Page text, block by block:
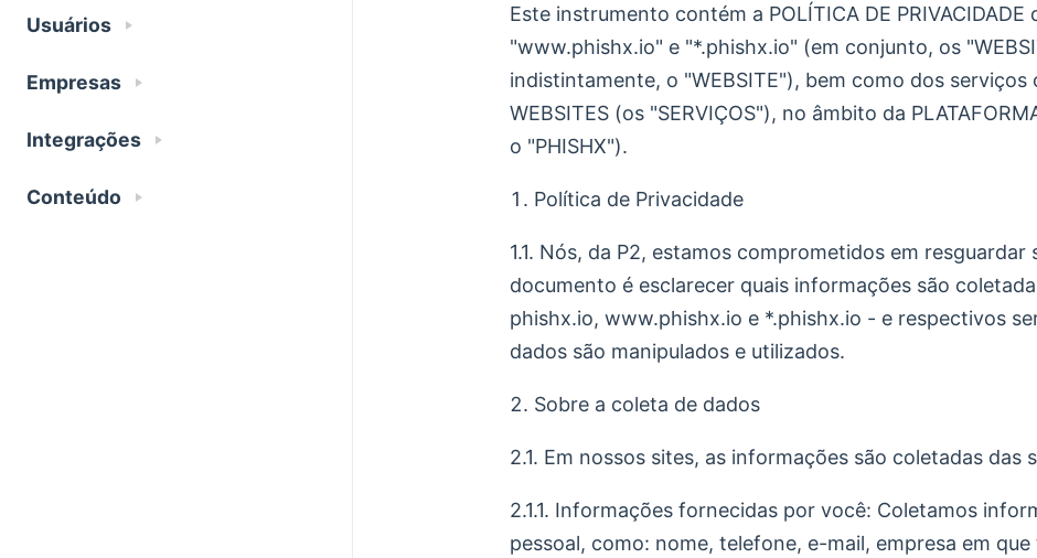
Usuários
Empresas
Integrações
Conteúdo
Este instrumento contém a POLÍTICA DE
"www.phishx.io" e "*.phishx.io" (em conjunto, os
indistintamente, o "WEBSITE"), bem como dos
WEBSITES (os "SERVIÇOS"), no âmbito da
o "PHISHX").
Política de Privacidade
1.1. Nós, da P2, estamos comprometidos em
documento é esclarecer quais informações são
phishx.io, www.phishx.io e *.phishx.io - e respectivos
dados são manipulados e utilizados.
Sobre a coleta de dados
2.1. Em nossos sites, as informações são coletadas das
2.1.1. Informações fornecidas por você: Coletamos
pessoal, como: nome, telefone, e-mail, empresa em